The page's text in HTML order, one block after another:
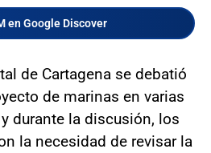
en Google Discover
de Cartagena se debatió
de marinas en varias
durante la discusión, los
la necesidad de revisar la